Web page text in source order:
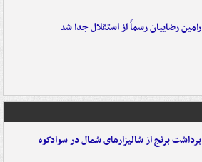
رامین رضاییان رسماً از استقلال جدا شد
برداشت برنج از شالیزارهای شمال در سوادکوه